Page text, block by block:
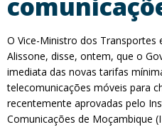
O Vice-Ministro dos Transportes
Alissone, disse, ontem, que o
imediata das novas tarifas
telecomunicações móveis para
recentemente aprovadas pelo
Comunicações de Moçambique